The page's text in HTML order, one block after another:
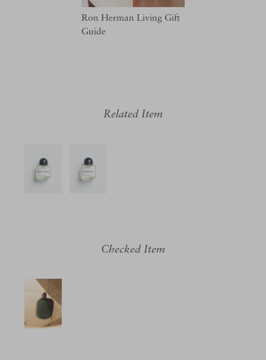
Ron Herman Living Gift
Guide
Related Item
Checked Item